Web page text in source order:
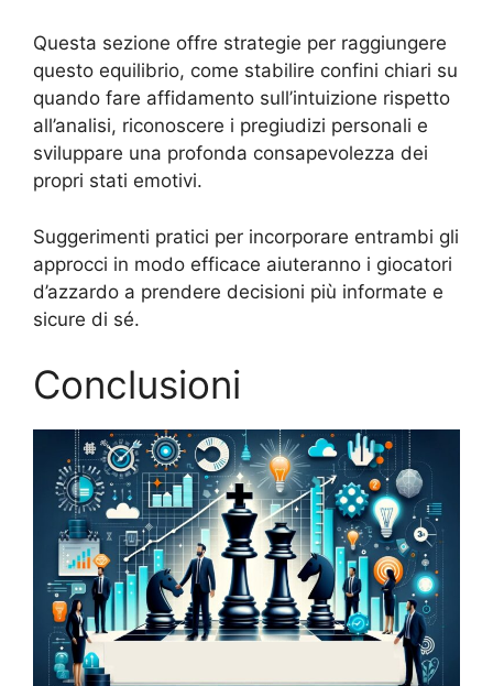
Questa sezione offre strategie per raggiungere
questo equilibrio, come stabilire confini chiari su
quando fare affidamento sull’intuizione rispetto
all’analisi, riconoscere i pregiudizi personali e
sviluppare una profonda consapevolezza dei
propri stati emotivi.
Suggerimenti pratici per incorporare entrambi gli
approcci in modo efficace aiuteranno i giocatori
d’azzardo a prendere decisioni più informate e
sicure di sé.
Conclusioni